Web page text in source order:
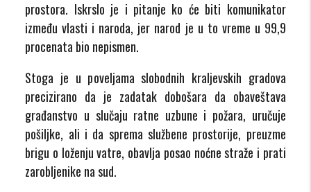
prostora. Iskrslo je i pitanje ko će biti komunikator
između vlasti i naroda, jer narod je u to vreme u 99,9
procenata bio nepismen.
Stoga je u poveljama slobodnih kraljevskih gradova
precizirano da je zadatak dobošara da obaveštava
građanstvo u slučaju ratne uzbune i požara, uručuje
pošiljke, ali i da sprema službene prostorije, preuzme
brigu o loženju vatre, obavlja posao noćne straže i prati
zarobljenike na sud.